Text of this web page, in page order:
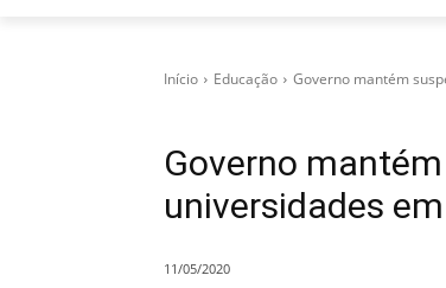
Início Educação Governo mantém
Governo
universidades
11/05/2020